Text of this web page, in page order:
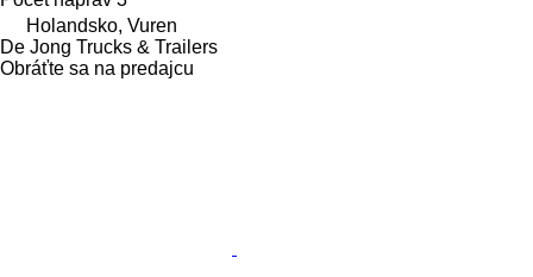
Holandsko, Vuren
De Jong Trucks & Trailers
Obráťte sa na predajcu